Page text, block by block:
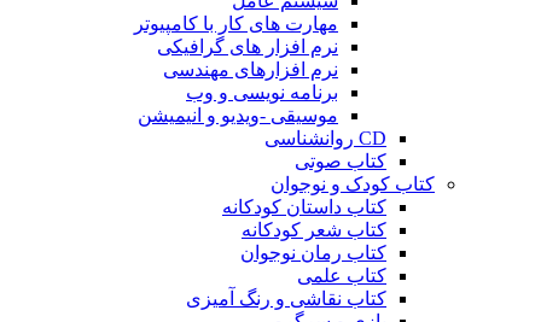
مهارت های کار با کامپیوتر
نرم افزار های گرافیکی
نرم افزارهای مهندسی
برنامه نویسی و وب
موسیقی -ویدیو و انیمیشن
CD روانشناسی
کتاب صوتی
کتاب کودک و نوجوان
کتاب داستان کودکانه
کتاب شعر کودکانه
کتاب رمان نوجوان
کتاب علمی
کتاب نقاشی و رنگ آمیزی